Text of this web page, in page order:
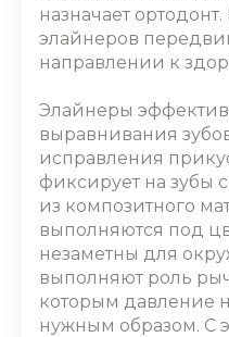
назначает
элайнеров
направлении к
Элайнеры
выравнивания
исправления
фиксирует на зубы
из композитного
выполняются под
незаметны для
выполняют роль
которым давление
нужным образом. С